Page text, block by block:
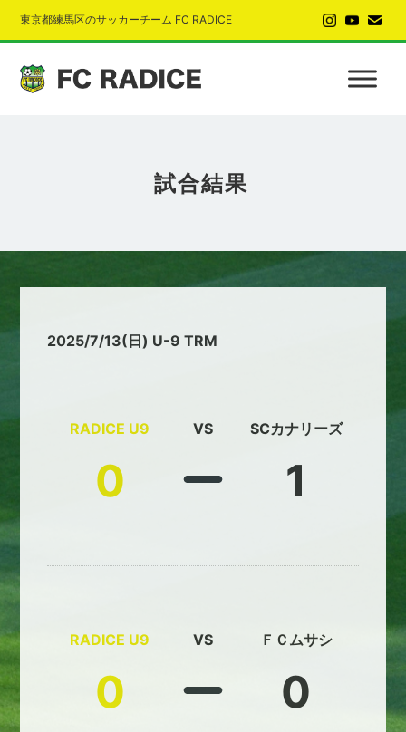
東京都練馬区のサッカーチーム FC RADICE
試合結果
2025/7/13(日) U-9 TRM
RADICE U9
0
VS SCカナリーズ
1
RADICE U9
0
VS ＦＣムサシ
0